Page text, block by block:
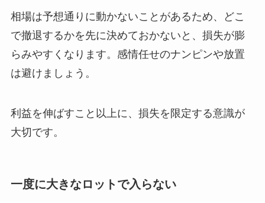
相場は予想通りに動かないことがあるため、どこ
で撤退するかを先に決めておかないと、損失が膨
らみやすくなります。感情任せのナンピンや放置
は避けましょう。
利益を伸ばすこと以上に、損失を限定する意識が
大切です。
一度に大きなロットで入らない